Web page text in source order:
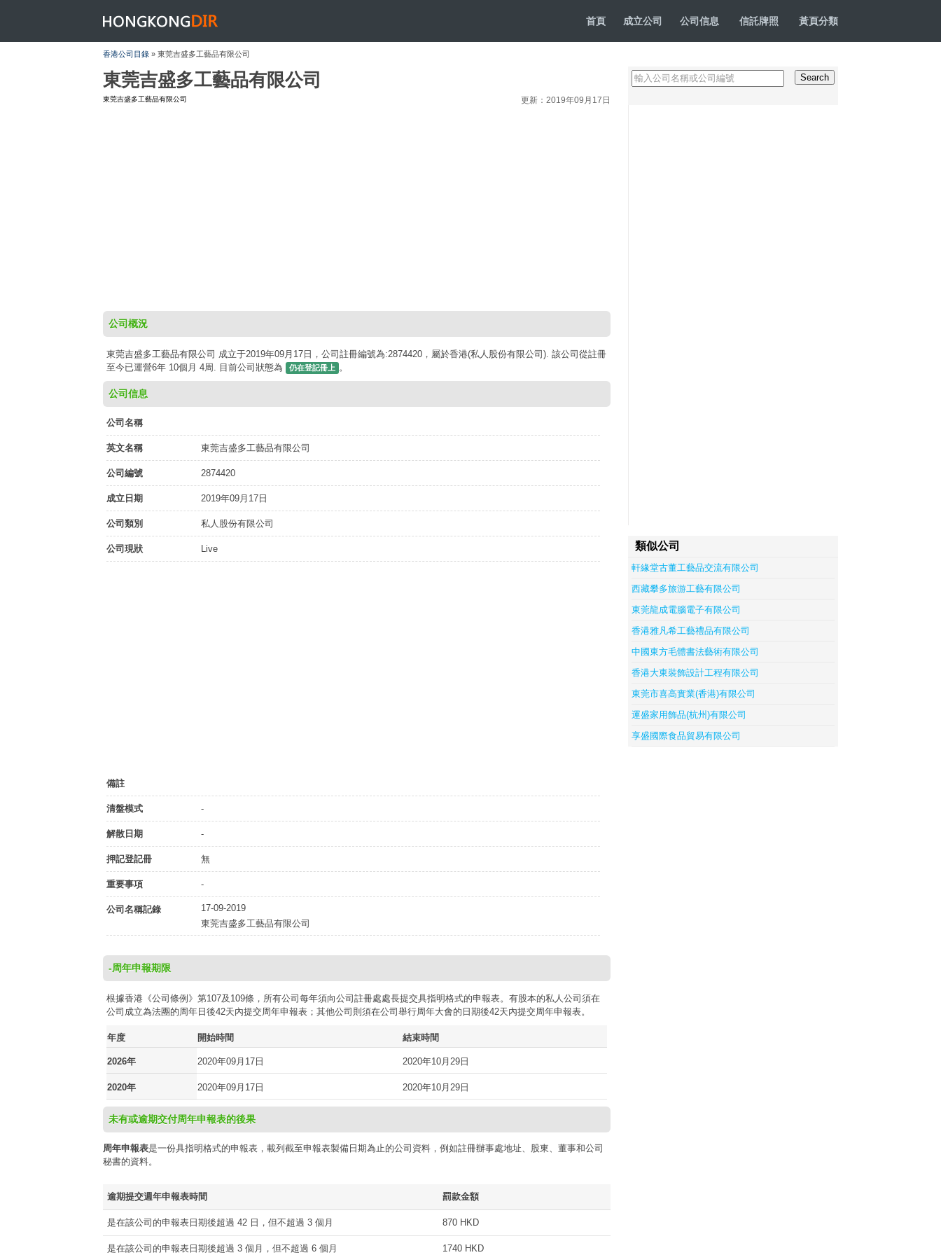
HONGKONGDIR 首頁 成立公司 公司信息 信託牌照 黃頁分類
香港公司目錄 » 東莞吉盛多工藝品有限公司
東莞吉盛多工藝品有限公司
東莞吉盛多工藝品有限公司 更新：2019年09月17日
公司概況
東莞吉盛多工藝品有限公司 成立于2019年09月17日，公司註冊編號為:2874420，屬於香港(私人股份有限公司). 該公司從註冊
至今已運營6年 10個月 4周. 目前公司狀態為
仍在登記冊上 。
公司信息
公司名稱
英文名稱 東莞吉盛多工藝品有限公司
公司編號 2874420
成立日期 2019年09月17日
公司類別 私人股份有限公司
公司現狀 Live
備註
清盤模式 -
解散日期 -
押記登記冊 無
重要事項 -
公司名稱記錄
17-09-2019
東莞吉盛多工藝品有限公司
-周年申報期限
根據香港《公司條例》第107及109條，所有公司每年須向公司註冊處處長提交具指明格式的申報表。有股本的私人公司須在
公司成立為法團的周年日後42天內提交周年申報表；其他公司則須在公司舉行周年大會的日期後42天內提交周年申報表。
年度 開始時間 結束時間
2026年 2020年09月17日 2020年10月29日
2020年 2020年09月17日 2020年10月29日
未有或逾期交付周年申報表的後果
周年申報表是一份具指明格式的申報表，載列截至申報表製備日期為止的公司資料，例如註冊辦事處地址、股東、董事和公司
秘書的資料。
逾期提交週年申報表時間 罰款金額
是在該公司的申報表日期後超過 42 日，但不超過 3 個月 870 HKD
是在該公司的申報表日期後超過 3 個月，但不超過 6 個月 1740 HKD
類似公司
軒緣堂古董工藝品交流有限公司
西藏攀多旅游工藝有限公司
東莞龍成電腦電子有限公司
香港雅凡希工藝禮品有限公司
中國東方毛體書法藝術有限公司
香港大東裝飾設計工程有限公司
東莞市喜高實業(香港)有限公司
運盛家用飾品(杭州)有限公司
享盛國際食品貿易有限公司